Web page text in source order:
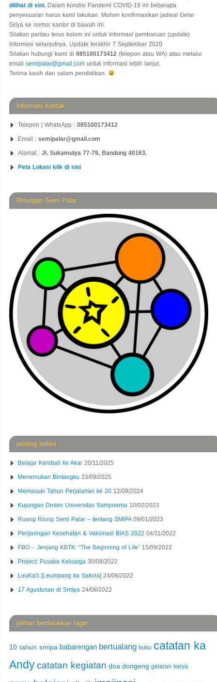
dilihat di sini. Dalam kondisi Pandemi COVID-19 ini beberapa
penyesuaian harus kami lakukan. Mohon konfirmasikan jadwal Gelar
Griya ke nomor kantor di bawah ini.
Silakan pantau terus kolom ini untuk informasi pembaruan (update)
informasi selanjutnya. Update terakhir 7 September 2020
Silakan hubungi kami di 085100173412 (telepon atau WA) atau melalui
email semipalar@gmail.com untuk informasi lebih lanjut.
Terima kasih dan salam pendidikan.
Informasi Kontak
Telepon | WhatsApp : 085100173412
Email : semipalar@gmail.com
Alamat : Jl. Sukamulya 77-79, Bandung 40163.
Peta Lokasi klik di sini
Ririungan Semi Palar
posting terkini
Belajar Kembali ke Akar 20/11/2025
Menemukan Bintangku 23/09/2025
Memasuki Tahun Perjalanan ke 20 12/09/2024
Kujungan Dosen Universitas Sampoerna 10/02/2023
Ruang Riung Semi Palar – tentang SMIPA 09/01/2023
Penjaringan Kesehatan & Vaksinasi BIAS 2022 04/11/2022
FBO – Jenjang KBTK: “The Beginning of Life” 15/09/2022
Project: Pusaka Keluarga 30/08/2022
LeuKaS [Leumpang ka Sakola] 24/08/2022
17 Agustusan di Smipa 24/08/2022
pilihan berdasarkan tagar
10 tahun smipa babarengan bertualang buku catatan ka
Andycatatan kegiatan doa dongeng gelaran karya